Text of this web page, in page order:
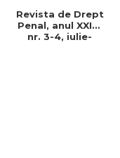
Revista de Drept
Penal, anul XXIV,
nr. 3-4, iulie-